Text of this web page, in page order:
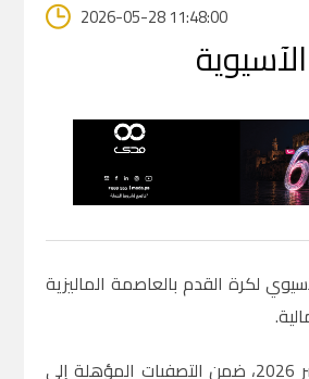
2026-05-28 11:48:00
في مقر الاتحاد الآسيوي لكرة القدم بالعاصمة الماليزية
.
ومن المقرر أن تستضيف فيتنام منافسات المجموعة خلال الفترة من 25 آب/أغسطس وحتى 6 أيلول/سبتمبر 2026، ضمن التصفيات المؤهلة إلى